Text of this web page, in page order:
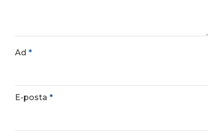
Ad *
E-posta *